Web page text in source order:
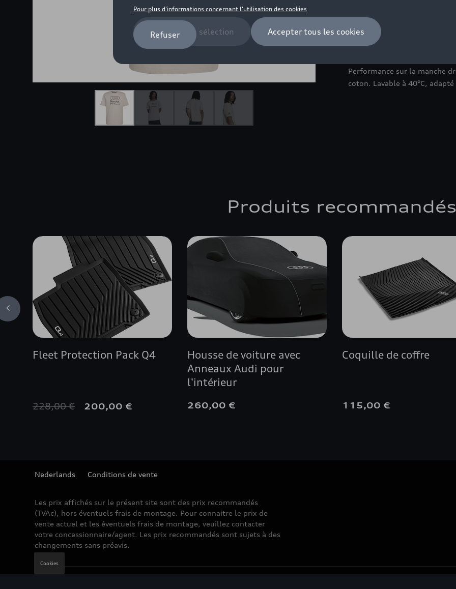
Description
T-shirt blanc à col rond avec
Performance sur la manche
coton. Lavable à 40°C,
Produits recommandés
Fleet Protection Pack Q4
228,00 € 200,00 €
Housse de voiture avec
Anneaux Audi pour
l'intérieur
260,00 €
Coquille de coffre
115,00 €
Nederlands Conditions de vente
Les prix affichés sur le présent site sont des prix recommandés
(TVAc), hors éventuels frais de montage. Pour connaitre le prix de
vente actuel et les éventuels frais de montage, veuillez contacter
votre concessionnaire/agent. Les prix recommandés sont sujets à des
changements sans préavis.
Cookies